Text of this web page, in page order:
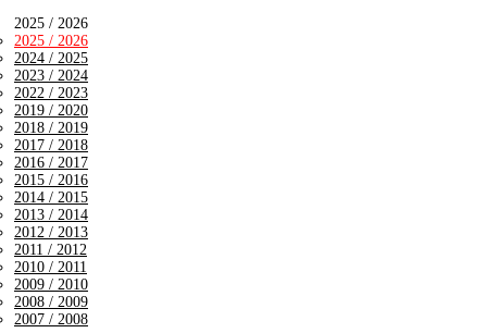
2025 / 2026
2025 / 2026
2024 / 2025
2023 / 2024
2022 / 2023
2019 / 2020
2018 / 2019
2017 / 2018
2016 / 2017
2015 / 2016
2014 / 2015
2013 / 2014
2012 / 2013
2011 / 2012
2010 / 2011
2009 / 2010
2008 / 2009
2007 / 2008